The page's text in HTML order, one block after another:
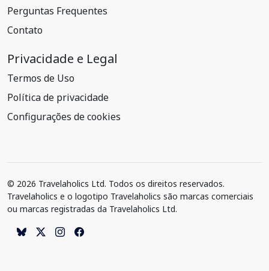
Perguntas Frequentes
Contato
Privacidade e Legal
Termos de Uso
Política de privacidade
Configurações de cookies
© 2026 Travelaholics Ltd. Todos os direitos reservados.
Travelaholics e o logotipo Travelaholics são marcas comerciais
ou marcas registradas da Travelaholics Ltd.